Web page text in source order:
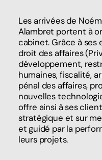
Les arrivées de
Alambret portent à
cabinet. Grâce à ses
droit des affaires
développement,
humaines, fiscalité,
pénal des affaires,
nouvelles
offre ainsi à ses
stratégique et sur
et guidé par la
leurs projets.